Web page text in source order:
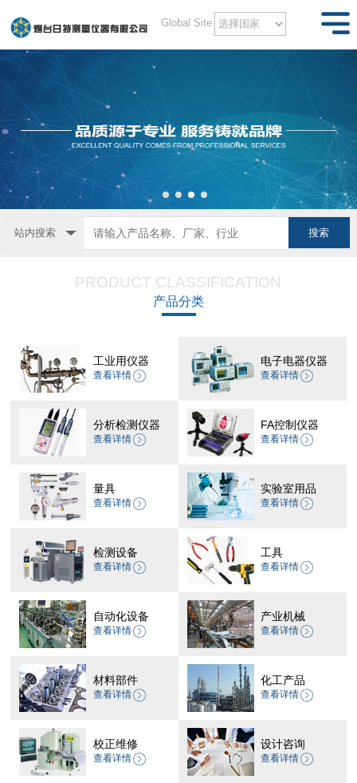
Global Site
站内搜索
PRODUCT CLASSIFICATION
产品分类
工业用仪器
查看详情
电子电器仪器
查看详情
分析检测仪器
查看详情
FA控制仪器
查看详情
量具
查看详情
实验室用品
查看详情
检测设备
查看详情
工具
查看详情
自动化设备
查看详情
产业机械
查看详情
材料部件
查看详情
化工产品
查看详情
校正维修
查看详情
设计咨询
查看详情